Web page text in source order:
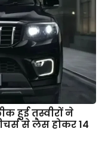
हुई तस्वीरों ने
से लैस होकर 14